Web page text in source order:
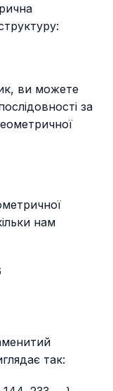
ви можете
за
нам
так: